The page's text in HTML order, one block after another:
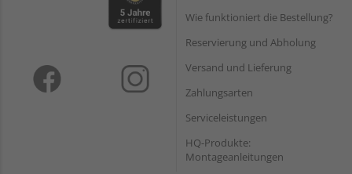
Wie funktioniert die Bestellung?
Reservierung und Abholung
Versand und Lieferung
Zahlungsarten
Serviceleistungen
HQ-Produkte:
Montageanleitungen